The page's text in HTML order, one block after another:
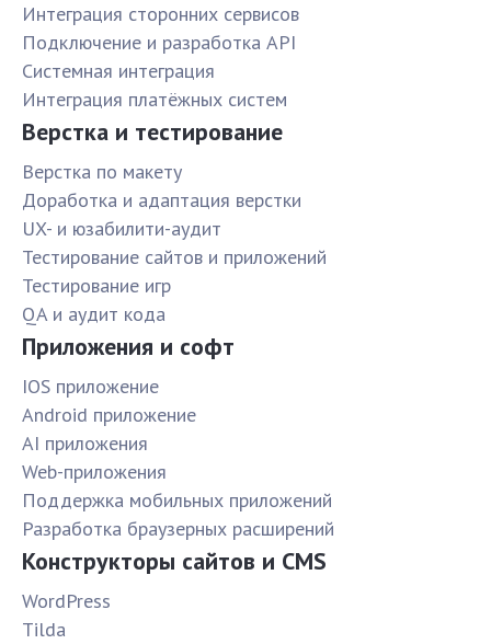
Интеграция сторонних сервисов
Подключение и разработка API
Системная интеграция
Интеграция платёжных систем
Верстка и тестирование
Верстка по макету
Доработка и адаптация верстки
UX- и юзабилити-аудит
Тестирование сайтов и приложений
Тестирование игр
QA и аудит кода
Приложения и софт
IOS приложение
Android приложение
AI приложения
Web-приложения
Поддержка мобильных приложений
Разработка браузерных расширений
Конструкторы сайтов и CMS
WordPress
Tilda